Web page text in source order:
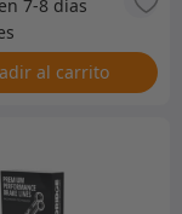
al carrito